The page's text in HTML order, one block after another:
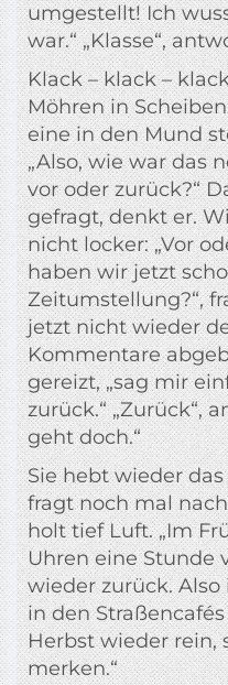
umgestellt! Ich
war.“ „Klasse“,
Klack – klack –
Möhren in
eine in den Mund
„Also, wie war das
vor oder zurück?“
gefragt, denkt er.
nicht locker: „Vor
haben wir jetzt
Zeitumstellung?“,
jetzt nicht wieder
Kommentare
gereizt, „sag mir
zurück.“ „Zurück“,
geht doch.“
Sie hebt wieder
fragt noch mal
holt tief Luft. „Im
Uhren eine Stunde
wieder zurück.
in den
Herbst wieder rein,
merken.“